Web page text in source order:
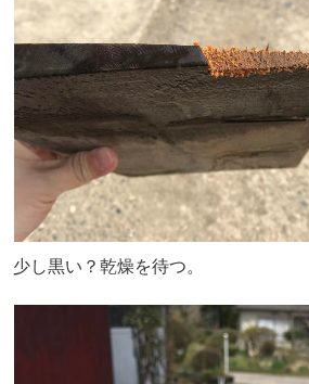
少し黒い？乾燥を待つ。